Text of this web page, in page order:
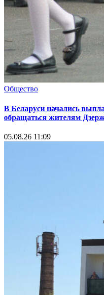
Общество
В Беларуси начались
обращаться жителям
05.08.26 11:09